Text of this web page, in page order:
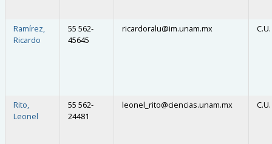
Ramírez,
Ricardo
55 562-
45645
ricardoralu@im.unam.mx C.U.
Rito,
Leonel
55 562-
24481
leonel_rito@ciencias.unam.mx C.U.